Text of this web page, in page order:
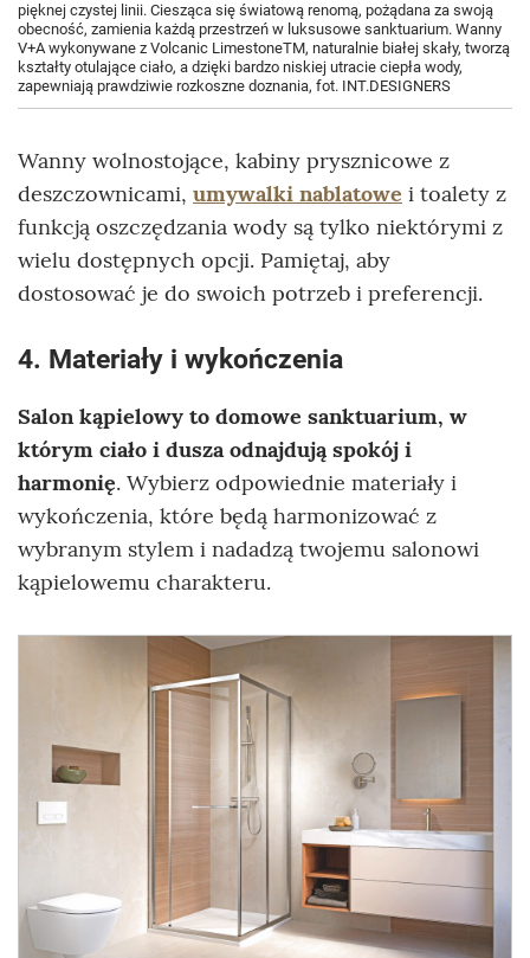
pięknej czystej linii. Ciesząca się światową renomą, pożądana za swoją
obecność, zamienia każdą przestrzeń w luksusowe sanktuarium. Wanny
V+A wykonywane z Volcanic LimestoneTM, naturalnie białej skały, tworzą
kształty otulające ciało, a dzięki bardzo niskiej utracie ciepła wody,
zapewniają prawdziwie rozkoszne doznania, fot. INT.DESIGNERS
Wanny wolnostojące, kabiny prysznicowe z
deszczownicami, umywalki nablatowe i toalety z
funkcją oszczędzania wody są tylko niektórymi z
wielu dostępnych opcji. Pamiętaj, aby
dostosować je do swoich potrzeb i preferencji.
4. Materiały i wykończenia
Salon kąpielowy to domowe sanktuarium, w
którym ciało i dusza odnajdują spokój i
harmonię. Wybierz odpowiednie materiały i
wykończenia, które będą harmonizować z
wybranym stylem i nadadzą twojemu salonowi
kąpielowemu charakteru.